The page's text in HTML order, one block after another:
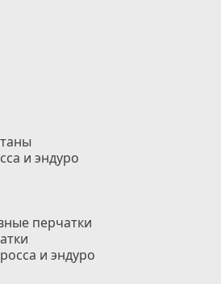
и эндуро
перчатки
и эндуро